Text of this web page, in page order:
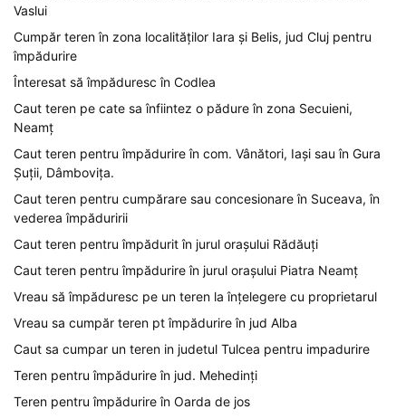
Vaslui
Cumpăr teren în zona localităților Iara și Belis, jud Cluj pentru
împădurire
Înteresat să împăduresc în Codlea
Caut teren pe cate sa înfiintez o pădure în zona Secuieni,
Neamț
Caut teren pentru împădurire în com. Vânători, Iași sau în Gura
Șuții, Dâmbovița.
Caut teren pentru cumpărare sau concesionare în Suceava, în
vederea împăduririi
Caut teren pentru împădurit în jurul orașului Rădăuți
Caut teren pentru împădurire în jurul orașului Piatra Neamț
Vreau să împăduresc pe un teren la înțelegere cu proprietarul
Vreau sa cumpăr teren pt împădurire în jud Alba
Caut sa cumpar un teren in judetul Tulcea pentru impadurire
Teren pentru împădurire în jud. Mehedinți
Teren pentru împădurire în Oarda de jos